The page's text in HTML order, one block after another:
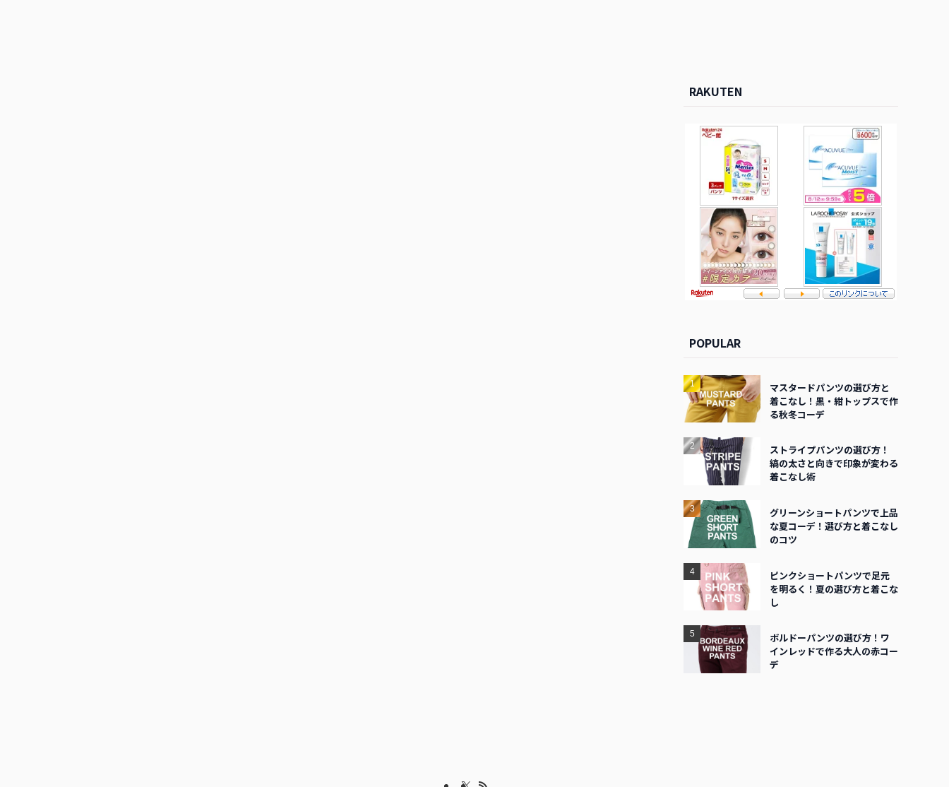
RAKUTEN
POPULAR
マスタードパンツの選び方と
着こなし！黒・紺トップスで作
る秋冬コーデ
ストライプパンツの選び方！
縞の太さと向きで印象が変わる
着こなし術
グリーンショートパンツで上品
な夏コーデ！選び方と着こなし
のコツ
ピンクショートパンツで足元
を明るく！夏の選び方と着こな
し
ボルドーパンツの選び方！ワ
インレッドで作る大人の赤コー
デ